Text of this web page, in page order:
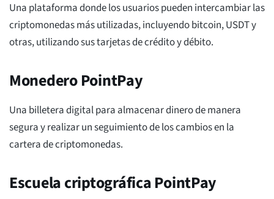
Una plataforma donde los usuarios pueden intercambiar las
criptomonedas más utilizadas, incluyendo bitcoin, USDT y
otras, utilizando sus tarjetas de crédito y débito.
Monedero PointPay
Una billetera digital para almacenar dinero de manera
segura y realizar un seguimiento de los cambios en la
cartera de criptomonedas.
Escuela criptográfica PointPay